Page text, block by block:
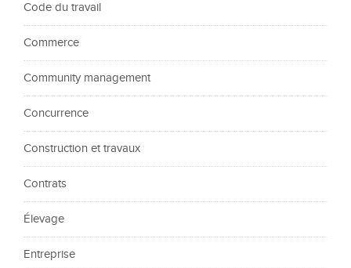
Code du travail
Commerce
Community management
Concurrence
Construction et travaux
Contrats
Élevage
Entreprise